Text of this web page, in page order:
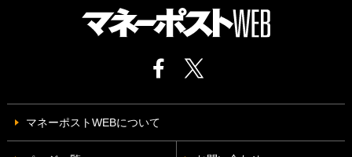
マネーポストWEBについて